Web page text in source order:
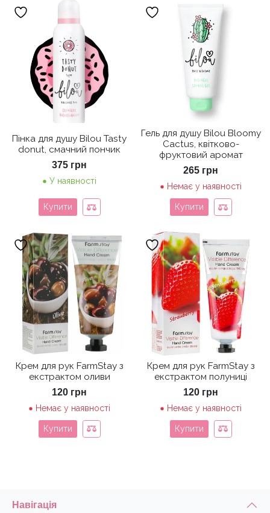
Пінка для душу Bilou Tasty
donut, смачний пончик
375 грн
У наявності
Купити
Гель для душу Bilou Bloomy
Cactus, квітково-
фруктовий аромат
265 грн
Немає у наявності
Купити
Крем для рук FarmStay з
екстрактом оливи
120 грн
Немає у наявності
Купити
Крем для рук FarmStay з
екстрактом полуниці
120 грн
Немає у наявності
Купити
Навігація